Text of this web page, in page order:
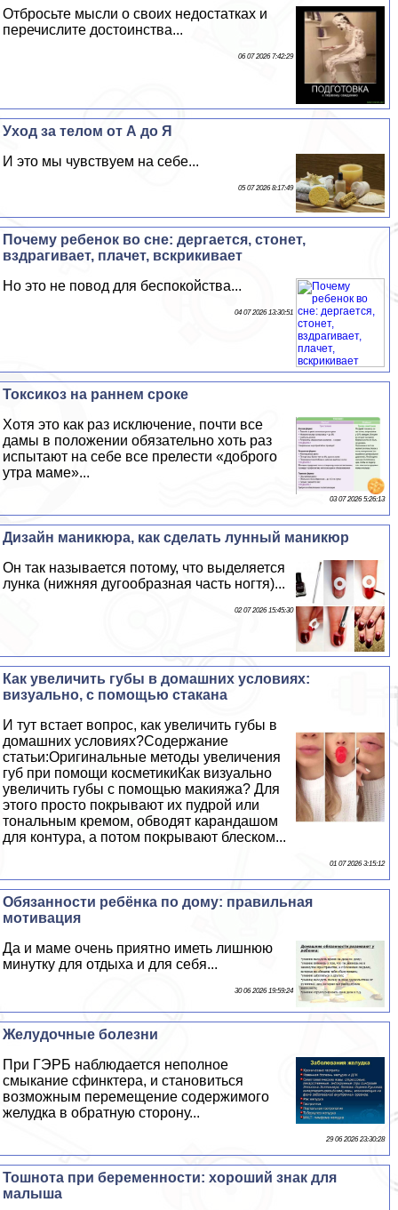
Отбросьте мысли о своих недостатках и
перечислите достоинства...
06 07 2026 7:42:29
Уход за телом от А до Я
И это мы чувствуем на себе...
05 07 2026 8:17:49
Почему ребенок во сне: дергается, стонет,
вздрагивает, плачет, вскрикивает
Но это не повод для беспокойства...
04 07 2026 13:30:51
Токсикоз на раннем сроке
Хотя это как раз исключение, почти все
дамы в положении обязательно хоть раз
испытают на себе все прелести «доброго
утра маме»...
03 07 2026 5:26:13
Дизайн маникюра, как сделать лунный маникюр
Он так называется потому, что выделяется
лунка (нижняя дугообразная часть ногтя)...
02 07 2026 15:45:30
Как увеличить губы в домашних условиях:
визуально, с помощью стакана
И тут встает вопрос, как увеличить губы в
домашних условиях?Содержание
статьи:Оригинальные методы увеличения
губ при помощи косметикиКак визуально
увеличить губы с помощью макияжа? Для
этого просто покрывают их пудрой или
тональным кремом, обводят карандашом
для контура, а потом покрывают блеском...
01 07 2026 3:15:12
Обязанности ребёнка по дому: правильная
мотивация
Да и маме очень приятно иметь лишнюю
минутку для отдыха и для себя...
30 06 2026 19:59:24
Желудочные болезни
При ГЭРБ наблюдается неполное
смыкание сфинктера, и становиться
возможным перемещение содержимого
желудка в обратную сторону...
29 06 2026 23:30:28
Тошнота при беременности: хороший знак для
малыша